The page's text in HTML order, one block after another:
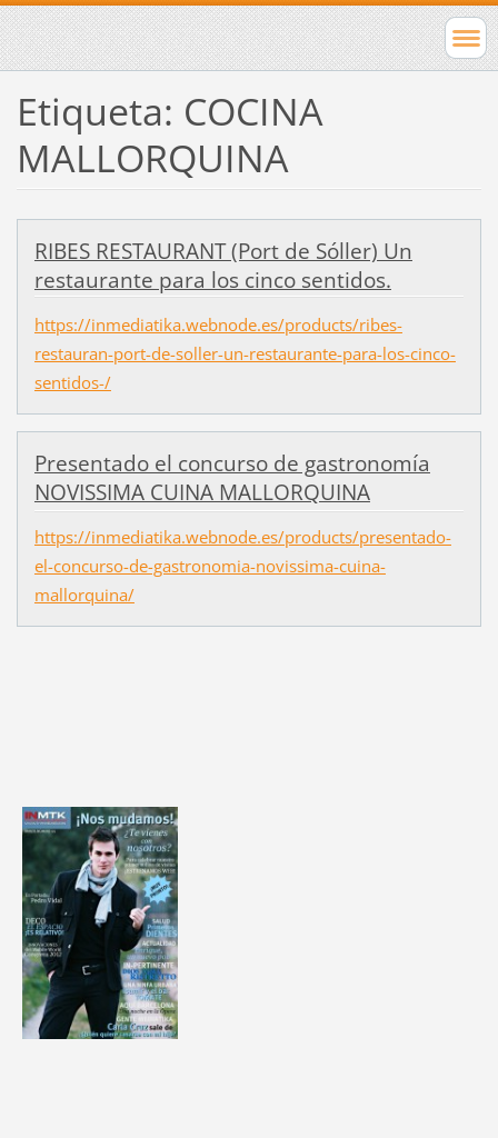
Etiqueta: COCINA
MALLORQUINA
RIBES RESTAURANT (Port de Sóller) Un
restaurante para los cinco sentidos.
https://inmediatika.webnode.es/products/ribes-
restauran-port-de-soller-un-restaurante-para-los-cinco-
sentidos-/
Presentado el concurso de gastronomía
NOVISSIMA CUINA MALLORQUINA
https://inmediatika.webnode.es/products/presentado-
el-concurso-de-gastronomia-novissima-cuina-
mallorquina/